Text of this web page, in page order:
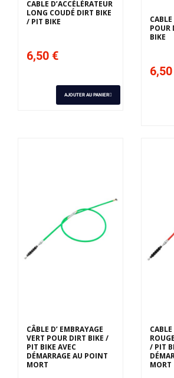
CABLE D’ACCÉLÉRATEUR
LONG COUDÉ DIRT BIKE
/ PIT BIKE
6,50 €
AJOUTER AU PANIER
CABLE
POUR
BIKE
CÂBLE D’ EMBRAYAGE
VERT POUR DIRT BIKE /
PIT BIKE AVEC
DÉMARRAGE AU POINT
MORT
CABLE
/ PIT
MORT